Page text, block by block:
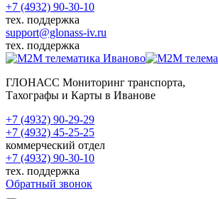
+7 (4932) 90-30-10
тех. поддержка
support@glonass-iv.ru
тех. поддержка
ГЛОНАСС Мониторинг транспорта,
Тахографы и Карты в Иванове
+7 (4932) 90-29-29
+7 (4932) 45-25-25
коммерческий отдел
+7 (4932) 90-30-10
тех. поддержка
Обратный звонок